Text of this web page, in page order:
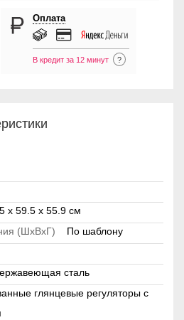
Оплата
В кредит за 12 минут ?
х 59.5 x 55.9 см
(ШхВхГ)
По шаблону
сталь
глянцевые регуляторы с